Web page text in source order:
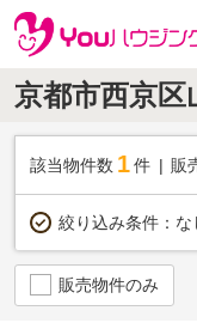
京都市西京区
該当物件数 1件 販
絞り込み条件： な
販売物件のみ